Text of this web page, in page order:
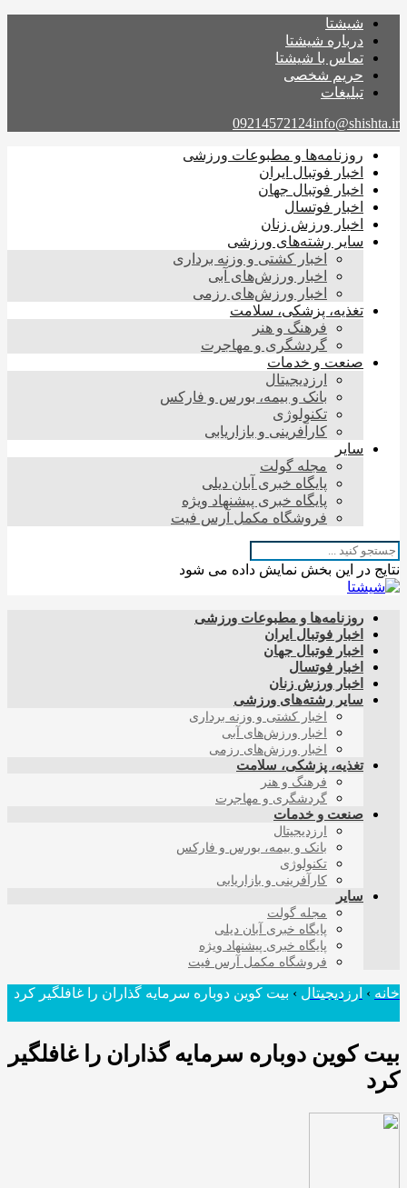
شیشتا
درباره شیشتا
تماس با شیشتا
حریم شخصی
تبلیغات
09214572124info@shishta.ir
روزنامه‌ها و مطبوعات ورزشی
اخبار فوتبال ایران
اخبار فوتبال جهان
اخبار فوتسال
اخبار ورزش زنان
سایر رشته‌های ورزشی
اخبار کشتی و وزنه برداری
اخبار ورزش‌های آبی
اخبار ورزش‌های رزمی
تغذیه، پزشکی، سلامت
فرهنگ و هنر
گردشگری و مهاجرت
صنعت و خدمات
ارزدیجیتال
بانک و بیمه، بورس و فارکس
تکنولوژی
کارآفرینی و بازاریابی
سایر
مجله گولت
پایگاه خبری آبان دیلی
پایگاه خبری پیشنهاد ویژه
فروشگاه مکمل آرس فیت
نتایج در این بخش نمایش داده می شود
روزنامه‌ها و مطبوعات ورزشی
اخبار فوتبال ایران
اخبار فوتبال جهان
اخبار فوتسال
اخبار ورزش زنان
سایر رشته‌های ورزشی
اخبار کشتی و وزنه برداری
اخبار ورزش‌های آبی
اخبار ورزش‌های رزمی
تغذیه، پزشکی، سلامت
فرهنگ و هنر
گردشگری و مهاجرت
صنعت و خدمات
ارزدیجیتال
بانک و بیمه، بورس و فارکس
تکنولوژی
کارآفرینی و بازاریابی
سایر
مجله گولت
پایگاه خبری آبان دیلی
پایگاه خبری پیشنهاد ویژه
فروشگاه مکمل آرس فیت
خانه › ارزدیجیتال › بیت کوین دوباره سرمایه گذاران را غافلگیر کرد
بیت کوین دوباره سرمایه گذاران را غافلگیر
کرد